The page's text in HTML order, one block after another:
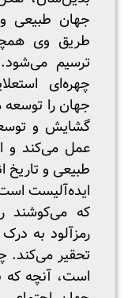
جهان طبیعی و
طریق وی
ترسیم
چهره‌ای
جهان را
گشایش و
عمل می‌کند و
طبیعی و
ایده‌آلیست
که می‌کوشند
رمزآلود به درک
تحقیر می‌کند.
است، آنچه که